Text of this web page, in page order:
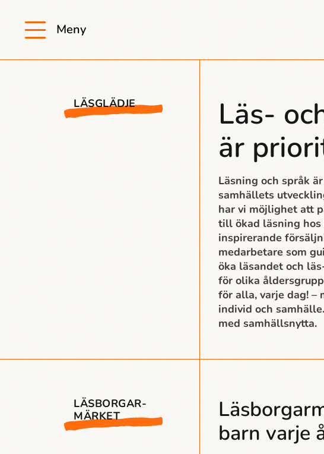
Meny
LÄSGLÄDJE
Läs-
är
Läsning och språk
samhällets
har vi möjlighet att
till ökad läsning hos
inspirerande
medarbetare som
öka läsandet och
för olika
för alla, varje dag! –
individ och
med samhällsnytta.
LÄSBORGAR­-
MÄRKET
barn varje